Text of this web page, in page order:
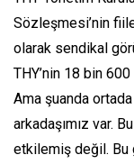
Sözleşmesi’nin
olarak sendikal
THY’nin 18 bin
Ama şuanda
arkadaşımız var.
etkilemiş değil. Bu